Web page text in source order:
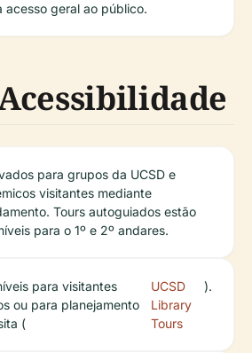
acesso geral ao público.
para grupos da UCSD e
visitantes mediante
Tours autoguiados estão
para o 1º e 2º andares.
para visitantes
ou para planejamento
(
UCSD
Library
Tours
).